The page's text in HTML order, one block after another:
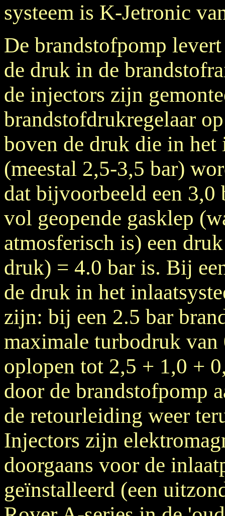
systeem is K-Jetronic
De brandstofpomp
de druk in de
de injectors zijn
brandstofdrukregelaar
boven de druk die in het
(meestal 2,5-3,5 bar)
dat bijvoorbeeld een
vol geopende gasklep
atmosferisch is) een
druk) = 4.0 bar is. Bij
de druk in het
zijn: bij een 2.5 bar
maximale turbodruk
oplopen tot 2,5 + 1,0 +
door de brandstofpomp
de retourleiding weer
Injectors zijn
doorgaans voor de
geïnstalleerd (een